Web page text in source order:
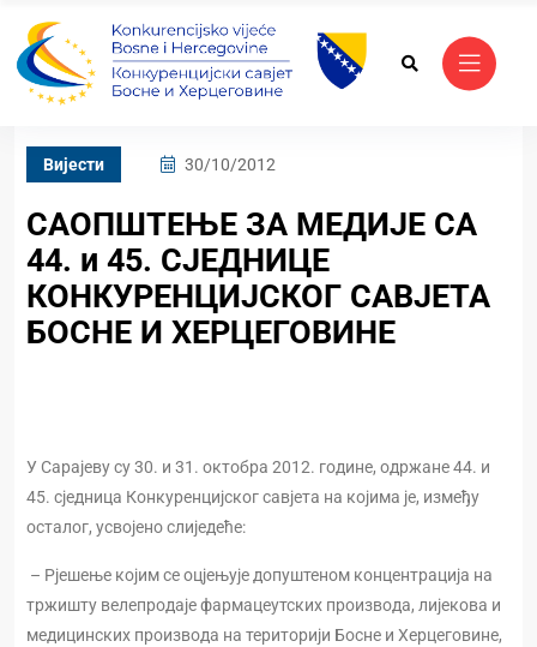
Вијести 30/10/2012
САОПШТЕЊЕ ЗА МЕДИЈЕ СА
44. и 45. СЈЕДНИЦЕ
КОНКУРЕНЦИЈСКОГ САВЈЕТА
БОСНЕ И ХЕРЦЕГОВИНЕ
У Сарајеву су 30. и 31. октобра 2012. године, одржане 44. и
45. сједница Конкуренцијског савјета на којима је, између
осталог, усвојено слиједеће:
– Рјешење којим се оцјењује допуштеном концентрација на
тржишту велепродаје фармацеутских производа, лијекова и
медицинских производа на територији Босне и Херцеговине,